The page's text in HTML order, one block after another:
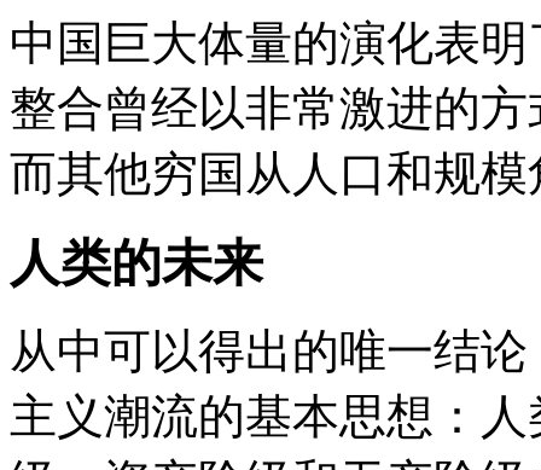
中国巨大体量的演化表
整合曾经以非常激进的
而其他穷国从人口和规
人类的未来
从中可以得出的唯一结
主义潮流的基本思想：